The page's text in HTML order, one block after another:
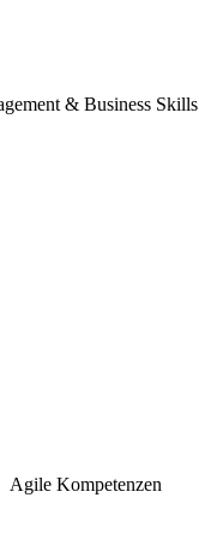
& Business Skills
Agile Kompetenzen